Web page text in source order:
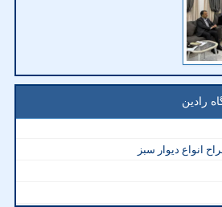
رادین
انواع دیوار سبز